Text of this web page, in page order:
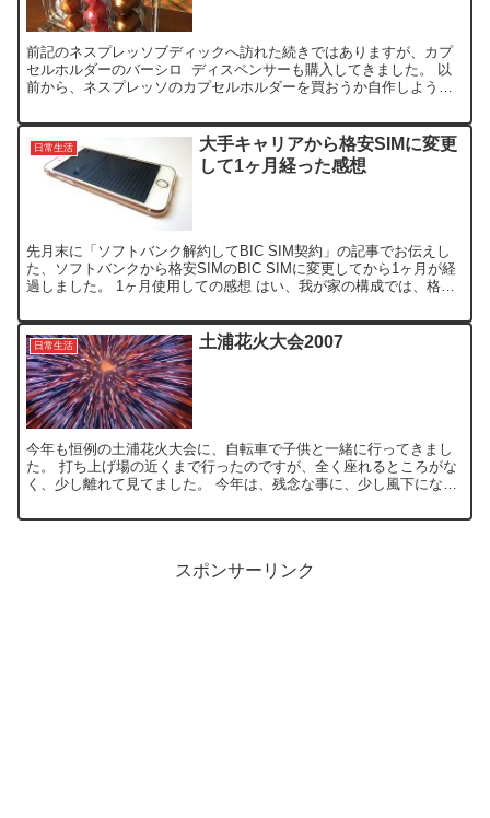
前記のネスプレッソブディックへ訪れた続きではありますが、カプ
セルホルダーのバーシロ ディスペンサーも購入してきました。 以
前から、ネスプレッソのカプセルホルダーを買おうか自作しようか
日常生活
大手キャリアから格安SIMに変更
して1ヶ月経った感想
先月末に「ソフトバンク解約してBIC SIM契約」の記事でお伝えし
た、ソフトバンクから格安SIMのBIC SIMに変更してから1ヶ月が経
過しました。 1ヶ月使用しての感想 はい、我が家の構成では、格安
日常生活 土浦花火大会2007
今年も恒例の土浦花火大会に、自転車で子供と一緒に行ってきまし
た。 打ち上げ場の近くまで行ったのですが、全く座れるところがな
く、少し離れて見てました。 今年は、残念な事に、少し風下になっ
スポンサーリンク